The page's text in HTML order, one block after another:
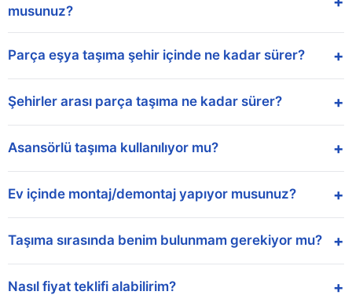
musunuz?
Parça eşya taşıma şehir içinde ne kadar sürer? +
Şehirler arası parça taşıma ne kadar sürer? +
Asansörlü taşıma kullanılıyor mu? +
Ev içinde montaj/demontaj yapıyor musunuz? +
Taşıma sırasında benim bulunmam gerekiyor mu? +
Nasıl fiyat teklifi alabilirim? +